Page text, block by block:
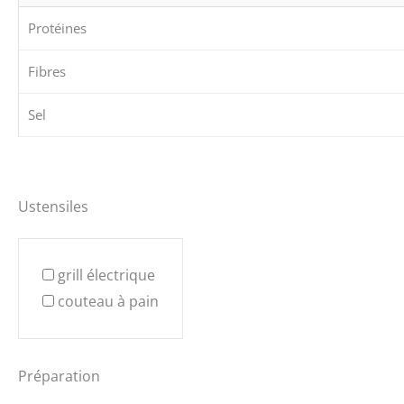
Protéines
Fibres
Sel
Ustensiles
grill électrique
couteau à pain
Préparation